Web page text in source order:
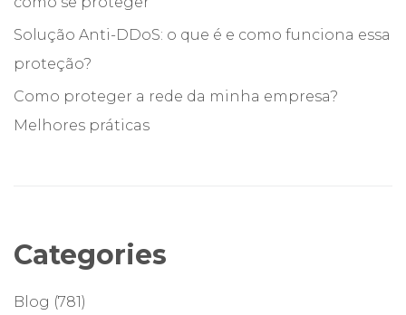
Solução Anti-DDoS: o que é e como funciona essa
proteção?
Como proteger a rede da minha empresa?
Melhores práticas
Categories
Blog (781)